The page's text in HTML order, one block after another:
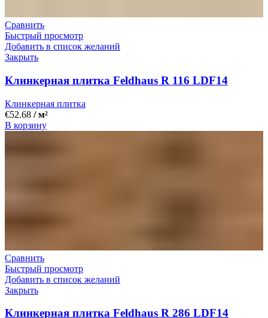
Сравнить
Быстрый просмотр
Добавить в список желаний
Закрыть
Клинкерная плитка Feldhaus R 116 LDF14
Клинкерная плитка
€52.68 / м²
В корзину
Сравнить
Быстрый просмотр
Добавить в список желаний
Закрыть
Клинкерная плитка Feldhaus R 286 LDF14